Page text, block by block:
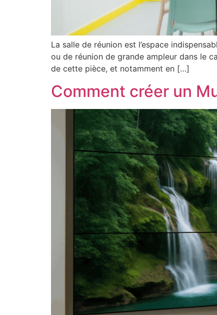
La salle de réunion est l’espace
ou de réunion de grande ampleur dans le
de cette pièce, et notamment en […]
Comment créer un